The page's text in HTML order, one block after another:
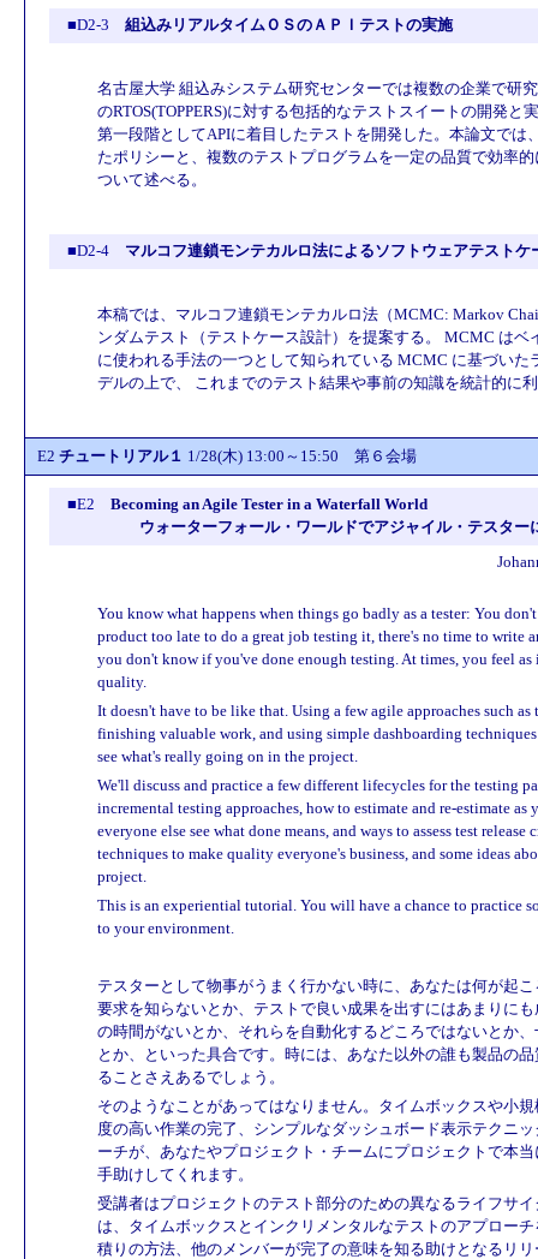
■D2-3 組込みリアルタイムＯＳのＡＰＩテストの実施
名古屋大学 組込みシステム研究センターでは複数の企業で研
のRTOS(TOPPERS)に対する包括的なテストスイートの開発と
第一段階としてAPIに着目したテストを開発した。本論文では
たポリシーと、複数のテストプログラムを一定の品質で効率
ついて述べる。
■D2-4 マルコフ連鎖モンテカルロ法によるソフトウェアテストケ
本稿では、マルコフ連鎖モンテカルロ法（MCMC: Markov
ンダムテスト（テストケース設計）を提案する。 MCMC は
に使われる手法の一つとして知られている MCMC に基づい
デルの上で、 これまでのテスト結果や事前の知識を統計的に
E2 チュートリアル１ 1/28(木) 13:00～15:50 第６会場
■E2
Becoming an Agile Tester in a Waterfall World
ウォーターフォール・ワールドでアジャイル・テスター
You know what happens when things go badly as a tester: You
product too late to do a great job testing it, there's no time to write
you don't know if you've done enough testing. At times, you feel
quality.
It doesn't have to be like that. Using a few agile approaches such
finishing valuable work, and using simple dashboarding
see what's really going on in the project.
We'll discuss and practice a few different lifecycles for the testing
incremental testing approaches, how to estimate and re-estimate
everyone else see what done means, and ways to assess test
techniques to make quality everyone's business, and some ideas
project.
This is an experiential tutorial. You will have a chance to practice
to your environment.
テスターとして物事がうまく行かない時に、あなたは何が起
要求を知らないとか、テストで良い成果を出すにはあまりに
の時間がないとか、それらを自動化するどころではないとか
とか、といった具合です。時には、あなた以外の誰も製品の
ることさえあるでしょう。
そのようなことがあってはなりません。タイムボックスや小
度の高い作業の完了、シンプルなダッシュボード表示テクニ
ーチが、あなたやプロジェクト・チームにプロジェクトで本
手助けしてくれます。
受講者はプロジェクトのテスト部分のための異なるライフサ
は、タイムボックスとインクリメンタルなテストのアプロー
積りの方法、他のメンバーが完了の意味を知る助けとなるリ